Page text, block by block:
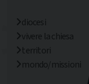
diocesi
vivere la chiesa
territori
mondo/missioni